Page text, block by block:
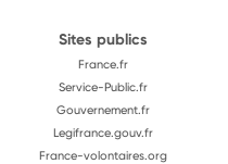
Sites publics
France.fr
Service-Public.fr
Gouvernement.fr
Legifrance.gouv.fr
France-volontaires.org